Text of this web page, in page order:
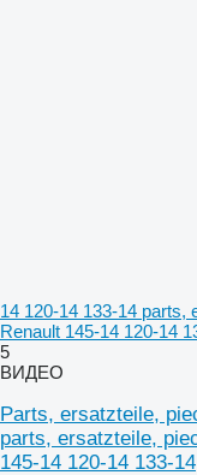
14 120-14 133-14 parts,
Renault 145-14 120-14
5
ВИДЕО
Parts, ersatzteile,
parts, ersatzteile,
145-14 120-14 133-14